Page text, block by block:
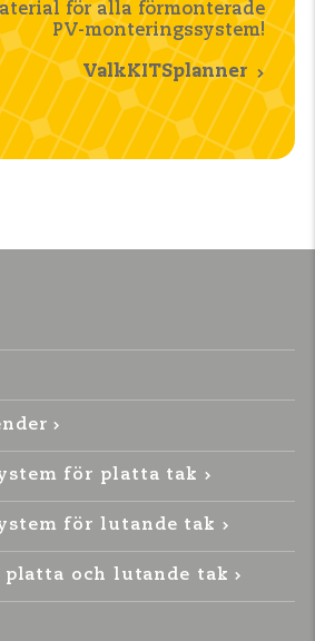
för alla förmonterade
PV-monteringssystem!
ValkKITSplanner
för platta tak
för lutande tak
och lutande tak